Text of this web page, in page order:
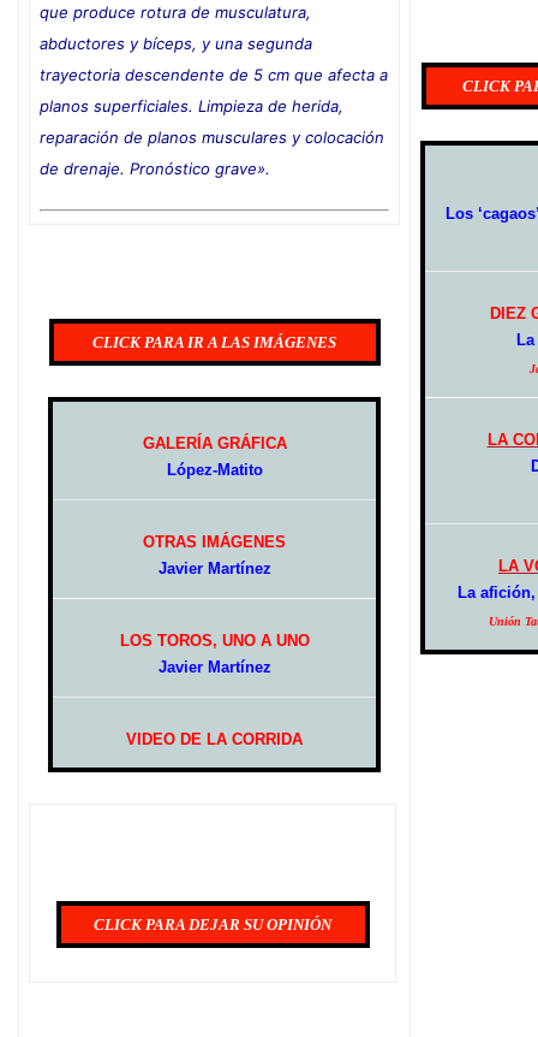
que produce rotura de musculatura,
abductores y bíceps, y una segunda
trayectoria descendente de 5 cm que afecta a
planos superficiales. Limpieza de herida,
reparación de planos musculares y colocación
de drenaje. Pronóstico grave».
CLICK PARA IR A LAS IMÁGENES
GALERÍA GRÁFICA
López-Matito
OTRAS IMÁGENES
Javier Martínez
LOS TOROS, UNO A UNO
Javier Martínez
VIDEO DE LA CORRIDA
CLICK PARA DEJAR SU OPINIÓN
CLICK
Los
DIEZ
LA
LA
La
Unión